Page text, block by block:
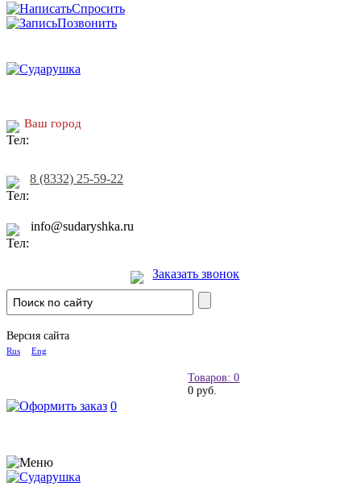
Спросить
Позвонить
Ваш город
8 (8332) 25-59-22
info@sudaryshka.ru
Заказать звонок
Версия сайта
Rus Eng
Товаров: 0
0 руб.
0